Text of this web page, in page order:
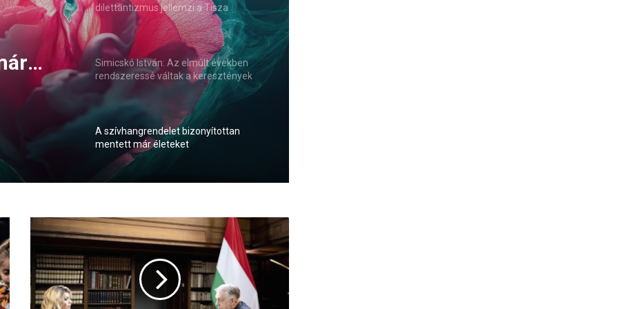
dilettantizmus jellemzi a Tisza
kormányzását
Simicskó István: Az elmúlt években
rendszeressé váltak a keresztények
elleni agresszív megnyilvánulások
A szívhangrendelet bizonyítottan
mentett már életeket
r
n
V